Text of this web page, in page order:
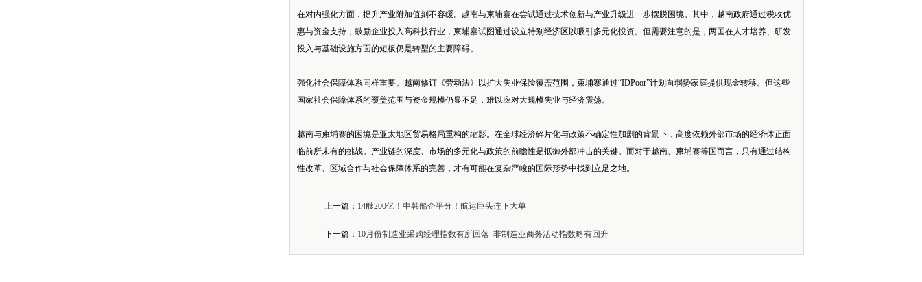
在对内强化方面，提升产业附加值刻不容缓。越南与柬埔寨在尝试通过技术创新与产业升级进一步摆脱困境。其中，越南政府通过税收优
惠与资金支持，鼓励企业投入高科技行业，柬埔寨试图通过设立特别经济区以吸引多元化投资。但需要注意的是，两国在人才培养、研发
投入与基础设施方面的短板仍是转型的主要障碍。
强化社会保障体系同样重要。越南修订《劳动法》以扩大失业保险覆盖范围，柬埔寨通过“IDPoor”计划向弱势家庭提供现金转移。但这些
国家社会保障体系的覆盖范围与资金规模仍显不足，难以应对大规模失业与经济震荡。
越南与柬埔寨的困境是亚太地区贸易格局重构的缩影。在全球经济碎片化与政策不确定性加剧的背景下，高度依赖外部市场的经济体正面
临前所未有的挑战。产业链的深度、市场的多元化与政策的前瞻性是抵御外部冲击的关键。而对于越南、柬埔寨等国而言，只有通过结构
性改革、区域合作与社会保障体系的完善，才有可能在复杂严峻的国际形势中找到立足之地。
上一篇： 14艘200亿！中韩船企平分！航运巨头连下大单
下一篇： 10月份制造业采购经理指数有所回落 非制造业商务活动指数略有回升